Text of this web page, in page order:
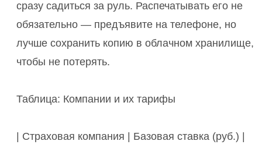
сразу садиться за руль. Распечатывать его не
обязательно — предъявите на телефоне, но
лучше сохранить копию в облачном хранилище,
чтобы не потерять.
Таблица: Компании и их тарифы
| Страховая компания | Базовая ставка (руб.) |